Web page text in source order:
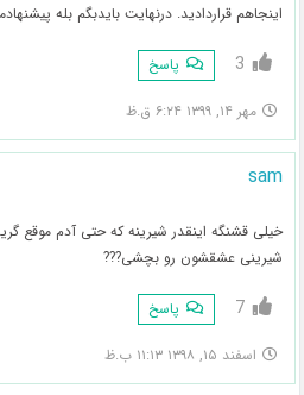
اینجاهم قراردادید. درنهایت بایدبگم بله
3 پاسخ
مهر ۱۴, ۱۳۹۹ ۶:۲۴ ق.ظ
sam
خیلی قشنگه اینقدر شیرینه که حتی آدم موقع
شیرینی عشقشون رو بچشی???
7 پاسخ
اسفند ۱۵, ۱۳۹۸ ۱۱:۱۳ ب.ظ